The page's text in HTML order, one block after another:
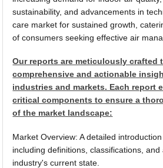
sustainability, and advancements in
care market for sustained growth,
of consumers seeking effective air
Our reports are meticulously crafted
comprehensive and actionable
industries and markets. Each report
critical components to ensure a
of the market landscape:
Market Overview: A detailed
including definitions, classifications,
industry's current state.